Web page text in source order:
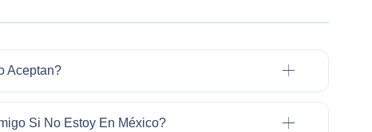
Aceptan?
Si No Estoy En México?